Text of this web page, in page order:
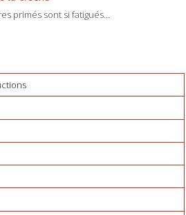
primés sont si fatigués...